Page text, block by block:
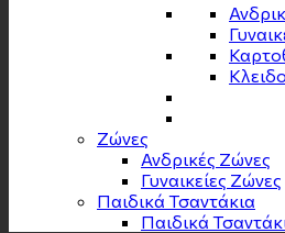
Zώνες
Ανδρικές Ζώνες
Γυναικείες Ζώνες
Παιδικά Τσαντάκια
Παιδικά